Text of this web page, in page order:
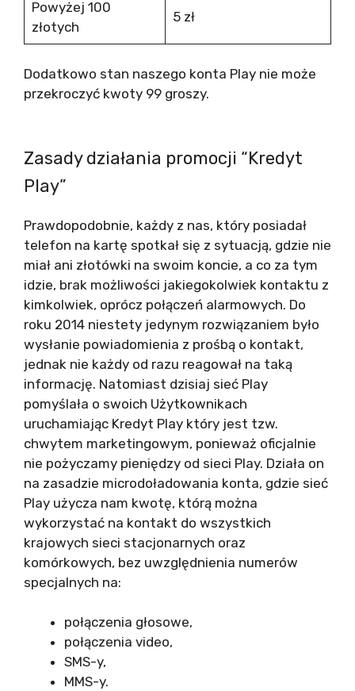
Powyżej 100
złotych
5 zł
Dodatkowo stan naszego konta Play nie może
przekroczyć kwoty 99 groszy.
Zasady działania promocji “Kredyt
Play”
Prawdopodobnie, każdy z nas, który posiadał
telefon na kartę spotkał się z sytuacją, gdzie nie
miał ani złotówki na swoim koncie, a co za tym
idzie, brak możliwości jakiegokolwiek kontaktu z
kimkolwiek, oprócz połączeń alarmowych. Do
roku 2014 niestety jedynym rozwiązaniem było
wysłanie powiadomienia z prośbą o kontakt,
jednak nie każdy od razu reagował na taką
informację. Natomiast dzisiaj sieć Play
pomyślała o swoich Użytkownikach
uruchamiając Kredyt Play który jest tzw.
chwytem marketingowym, ponieważ oficjalnie
nie pożyczamy pieniędzy od sieci Play. Działa on
na zasadzie microdoładowania konta, gdzie sieć
Play użycza nam kwotę, którą można
wykorzystać na kontakt do wszystkich
krajowych sieci stacjonarnych oraz
komórkowych, bez uwzględnienia numerów
specjalnych na:
połączenia głosowe,
połączenia video,
SMS-y,
MMS-y.